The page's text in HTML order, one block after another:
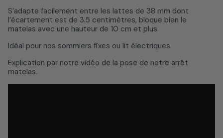
S’adapte facilement entre les lattes de 38 mm dont
l’écartement est de 3.5 centimètres, bloque bien le
matelas avec une hauteur de 10 cm et plus.
Idéal pour nos sommiers fixes ou lit électriques.
Explication par notre vidéo de la pose de notre arrêt
matelas.